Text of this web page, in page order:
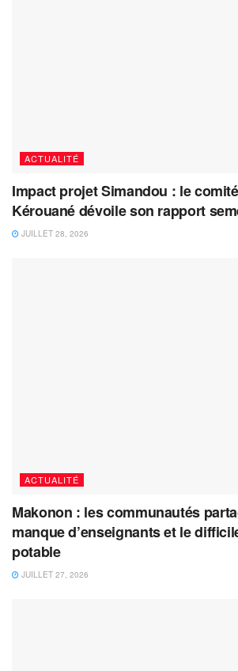
ACTUALITÉ
Impact projet Simandou : le
Kérouané dévoile son rapport
JUILLET 28, 2026
ACTUALITÉ
Makonon : les communautés
manque d’enseignants et le
potable
JUILLET 27, 2026